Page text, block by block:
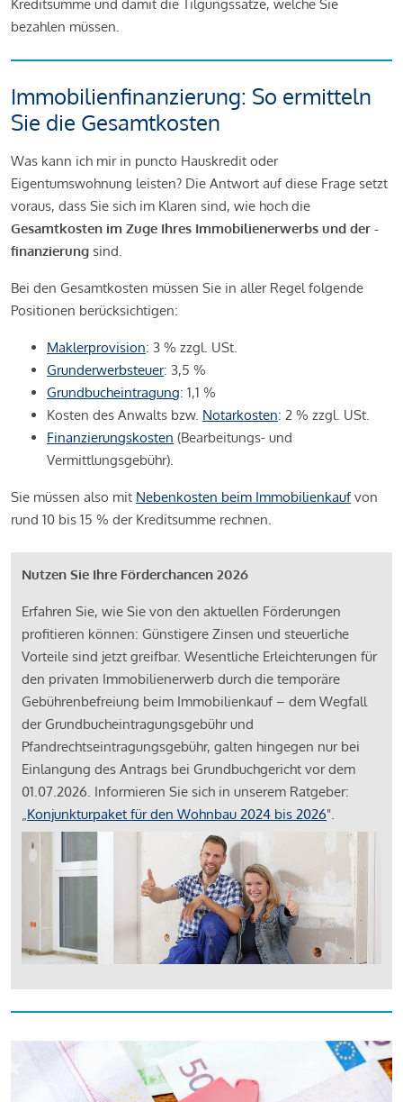
Kreditsumme und damit die Tilgungssätze, welche Sie
bezahlen müssen.
Immobilienfinanzierung: So ermitteln
Sie die Gesamtkosten
Was kann ich mir in puncto Hauskredit oder
Eigentumswohnung leisten? Die Antwort auf diese Frage setzt
voraus, dass Sie sich im Klaren sind, wie hoch die
Gesamtkosten im Zuge Ihres Immobilienerwerbs und der -
finanzierung sind.
Bei den Gesamtkosten müssen Sie in aller Regel folgende
Positionen berücksichtigen:
Maklerprovision: 3 % zzgl. USt.
Grunderwerbsteuer: 3,5 %
Grundbucheintragung: 1,1 %
Kosten des Anwalts bzw. Notarkosten: 2 % zzgl. USt.
Finanzierungskosten (Bearbeitungs- und
Vermittlungsgebühr).
Sie müssen also mit Nebenkosten beim Immobilienkaufvon
rund 10 bis 15 % der Kreditsumme rechnen.
Nutzen Sie Ihre Förderchancen 2026
Erfahren Sie, wie Sie von den aktuellen Förderungen
profitieren können: Günstigere Zinsen und steuerliche
Vorteile sind jetzt greifbar. Wesentliche Erleichterungen für
den privaten Immobilienerwerb durch die temporäre
Gebührenbefreiung beim Immobilienkauf – dem Wegfall
der Grundbucheintragungsgebühr und
Pfandrechtseintragungsgebühr, galten hingegen nur bei
Einlangung des Antrags bei Grundbuchgericht vor dem
01.07.2026. Informieren Sie sich in unserem Ratgeber:
„Konjunkturpaket für den Wohnbau 2024 bis 2026".